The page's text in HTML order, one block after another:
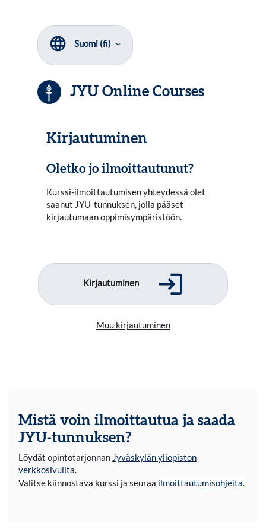
JYU Online Courses
Kirjautuminen
Oletko jo ilmoittautunut?
Kurssi-ilmoittautumisen yhteydessä olet
saanut JYU-tunnuksen, jolla pääset
kirjautumaan oppimisympäristöön.
Suomi ‎(fi)‎
Kirjautuminen
Muu kirjautuminen
Mistä voin ilmoittautua ja saada
JYU-tunnuksen?
Löydät opintotarjonnan Jyväskylän yliopiston
verkkosivuilta.
Valitse kiinnostava kurssi ja seuraa ilmoittautumisohjeita.